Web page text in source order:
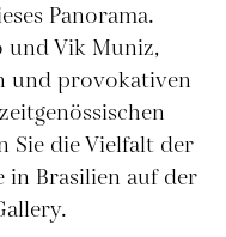
Panorama.
und Vik Muniz,
und provokativen
Sie die Vielfalt der
in Brasilien auf der